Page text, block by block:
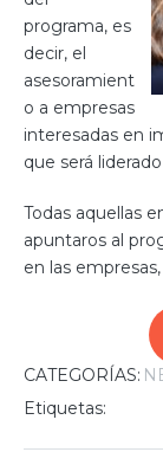
programa, es
decir, el
asesoramient
o a empresas
interesadas en
que será
Todas aquellas
apuntaros al
en las
CATEGORÍAS:
Etiquetas: